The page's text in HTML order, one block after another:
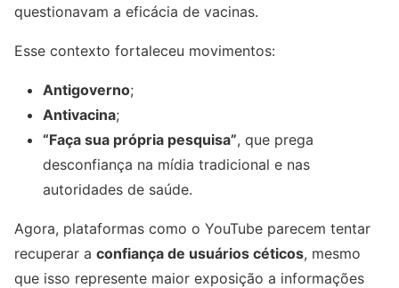
questionavam a eficácia de vacinas.
Esse contexto fortaleceu movimentos:
Antigoverno;
Antivacina;
“Faça sua própria pesquisa”, que prega
desconfiança na mídia tradicional e nas
autoridades de saúde.
Agora, plataformas como o YouTube parecem tentar
recuperar a confiança de usuários céticos, mesmo
que isso represente maior exposição a informações